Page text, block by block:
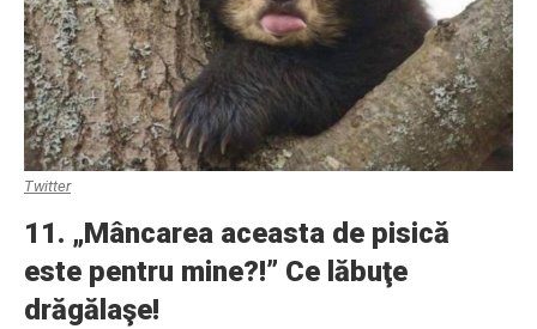
Twitter
11. „Mâncarea aceasta de pisică
este pentru mine?!” Ce lăbuţe
drăgălaşe!